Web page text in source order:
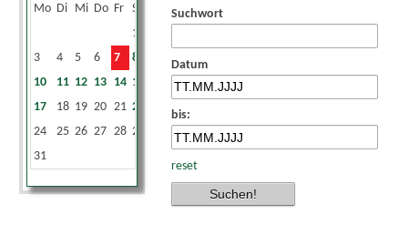
Mo Di Mi Do Fr Sa
1
3
4 5 6 7 8
10
11 12 13 14 15
17
18 19 20 21 22
24
25 26 27 28 29
31
Suchwort
Datum
bis:
reset